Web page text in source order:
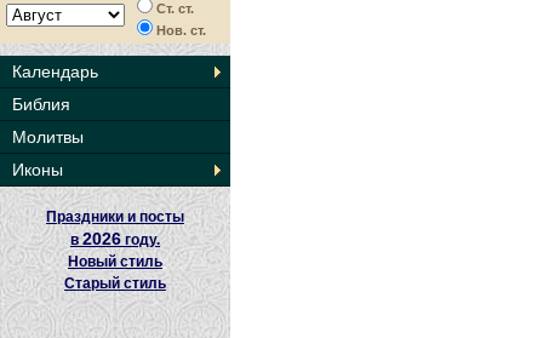
Ст. ст.
Нов. ст.
Календарь
Библия
Молитвы
Иконы
Праздники и посты
в2026 году.
Новый стиль
Старый стиль